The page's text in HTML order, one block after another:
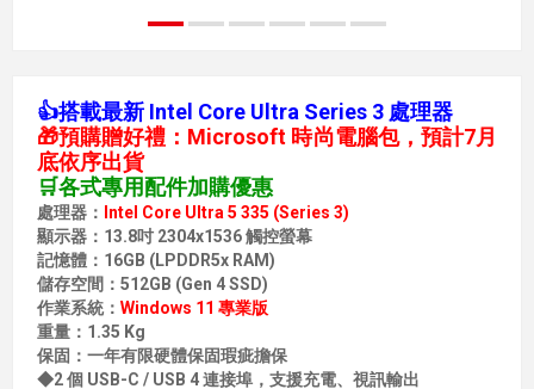
👍搭載最新 Intel Core Ultra Series 3 處理器
🎁預購贈好禮：Microsoft 時尚電腦包，預計7月
底依序出貨
🛒各式專用配件加購優惠
處理器：
Intel Core Ultra 5 335 (Series 3)
顯示器：13.8吋 2304x1536 觸控螢幕
記憶體：16GB (LPDDR5x RAM)
儲存空間：512GB (Gen 4 SSD)
作業系統： Windows 11 專業版
重量：1.35 Kg
保固：一年有限硬體保固瑕疵擔保
◆2 個 USB-C / USB 4 連接埠，支援充電、視訊輸出